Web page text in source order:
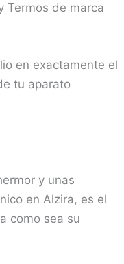
Termos de marca
en exactamente el
tu aparato
y unas
en Alzira, es el
como sea su